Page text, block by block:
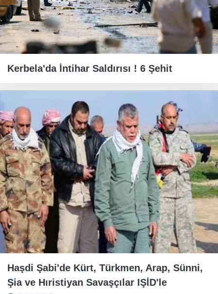
Kerbela'da İntihar Saldırısı ! 6 Şehit
Haşdi Şabi'de Kürt, Türkmen, Arap, Sünni,
Şia ve Hıristiyan Savaşçılar IŞİD'le